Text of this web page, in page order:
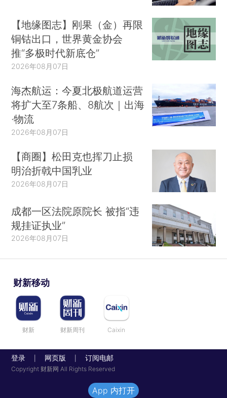
【地缘图志】刚果（金）再限
铜钴出口，世界黄金协会
推“多极时代新底仓”
2026年08月07日
海杰航运：今夏北极航道运营
将扩大至7条船、8航次｜出海
·物流
2026年08月07日
【商圈】松田克也挥刀止损
明治折戟中国乳业
2026年08月07日
成都一区法院原院长 被指“违
规挂证执业”
2026年08月07日
财新移动
财新 财新周刊 Caixin
登录 网页版 订阅电邮
Copyright 财新网 All Rights Reserved
App 内打开